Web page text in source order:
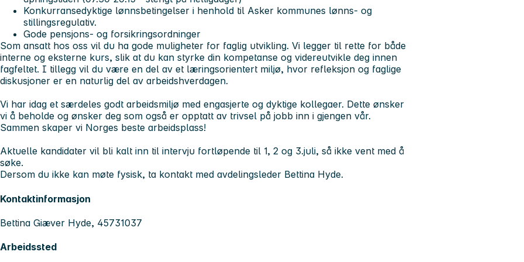
Konkurransedyktige lønnsbetingelser i henhold til Asker kommunes lønns- og
stillingsregulativ.
Gode pensjons- og forsikringsordninger
Som ansatt hos oss vil du ha gode muligheter for faglig utvikling. Vi legger til rette for både
interne og eksterne kurs, slik at du kan styrke din kompetanse og videreutvikle deg innen
fagfeltet. I tillegg vil du være en del av et læringsorientert miljø, hvor refleksjon og faglige
diskusjoner er en naturlig del av arbeidshverdagen.
Vi har idag et særdeles godt arbeidsmiljø med engasjerte og dyktige kollegaer. Dette ønsker
vi å beholde og ønsker deg som også er opptatt av trivsel på jobb inn i gjengen vår.
Sammen skaper vi Norges beste arbeidsplass!
Aktuelle kandidater vil bli kalt inn til intervju fortløpende til 1, 2 og 3.juli, så ikke vent med å
søke.
Dersom du ikke kan møte fysisk, ta kontakt med avdelingsleder Bettina Hyde.
Kontaktinformasjon
Bettina Giæver Hyde, 45731037
Arbeidssted